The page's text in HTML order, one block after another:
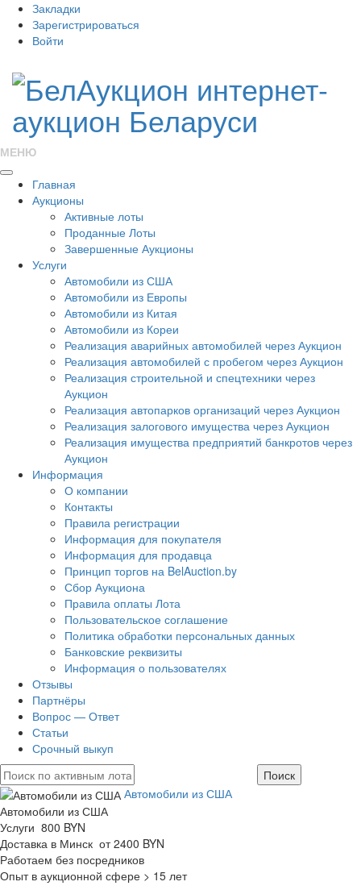
Закладки
Зарегистрироваться
Войти
МЕНЮ
Главная
Аукционы
Активные лоты
Проданные Лоты
Завершенные Аукционы
Услуги
Автомобили из США
Автомобили из Европы
Автомобили из Китая
Автомобили из Кореи
Реализация аварийных автомобилей через Аукцион
Реализация автомобилей с пробегом через Аукцион
Реализация строительной и спецтехники через
Аукцион
Реализация автопарков организаций через Аукцион
Реализация залогового имущества через Аукцион
Реализация имущества предприятий банкротов через
Аукцион
Информация
О компании
Контакты
Правила регистрации
Информация для покупателя
Информация для продавца
Принцип торгов на BelAuction.by
Сбор Аукциона
Правила оплаты Лота
Пользовательское соглашение
Политика обработки персональных данных
Банковские реквизиты
Информация о пользователях
Отзывы
Партнёры
Вопрос — Ответ
Статьи
Срочный выкуп
Автомобили из США
Автомобили из США
Услуги 800 BYN
Доставка в Минск от 2400 BYN
Работаем без посредников
Опыт в аукционной сфере > 15 лет